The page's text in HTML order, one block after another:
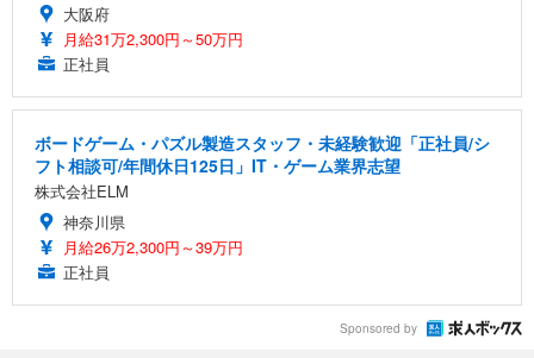
大阪府
月給31万2,300円～50万円
正社員
ボードゲーム・パズル製造スタッフ・未経験歓迎「正社員/シ
フト相談可/年間休日125日」IT・ゲーム業界志望
株式会社ELM
神奈川県
月給26万2,300円～39万円
正社員
Sponsored by